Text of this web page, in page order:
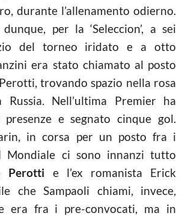
durante l’allenamento odierno.
per la ‘Seleccion’, a sei
del torneo iridato e a otto
era stato chiamato al posto
trovando spazio nella rosa
Nell’ultima Premier ha
e segnato cinque gol.
in corsa per un posto fra i
Mondiale ci sono innanzi tutto
Perotti e l’ex romanista Erick
che Sampaoli chiami, invece,
era fra i pre-convocati, ma in